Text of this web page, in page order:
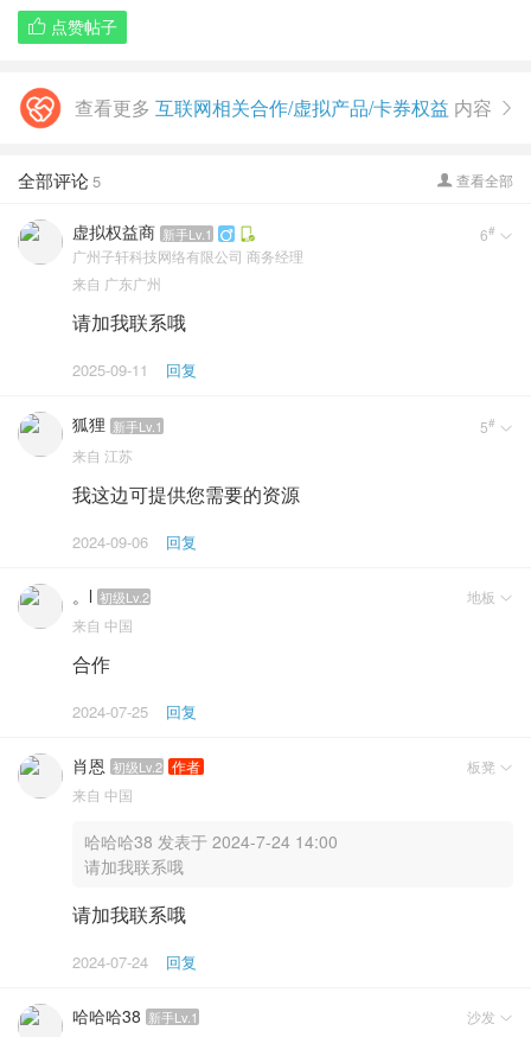
 点赞帖子
查看更多 互联网相关合作/虚拟产品/卡券权益 内容 
 查看全部
全部评论 5
虚拟权益商 新手Lv.1  6# 
广州子轩科技网络有限公司 商务经理
来自 广东广州
请加我联系哦
2025-09-11 回复
狐狸 新手Lv.1 5# 
来自 江苏
我这边可提供您需要的资源
2024-09-06 回复
。l 初级Lv.2 地板 
来自 中国
合作
2024-07-25 回复
肖恩 初级Lv.2 作者 板凳 
来自 中国
哈哈哈38 发表于 2024-7-24 14:00
请加我联系哦
请加我联系哦
2024-07-24 回复
哈哈哈38 新手Lv.1 沙发 